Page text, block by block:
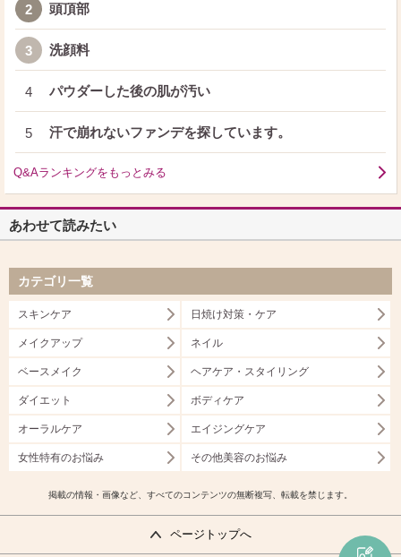
2 頭頂部
3 洗顔料
4 パウダーした後の肌が汚い
5 汗で崩れないファンデを探しています。
Q&Aランキングをもっとみる
あわせて読みたい
カテゴリ一覧
スキンケア 日焼け対策・ケア
メイクアップ ネイル
ベースメイク ヘアケア・スタイリング
ダイエット ボディケア
オーラルケア エイジングケア
女性特有のお悩み その他美容のお悩み
掲載の情報・画像など、すべてのコンテンツの無断複写、転載を禁じます。
ページトップへ